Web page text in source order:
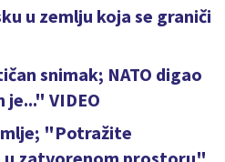
u zemlju koja se graniči
snimak; NATO digao
VIDEO
"Potražite